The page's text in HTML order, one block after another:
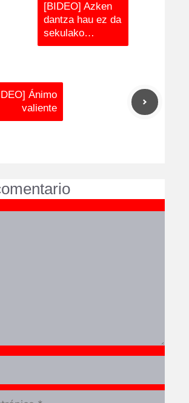
[BIDEO] Azken
dantza hau ez da
sekulako…
Ánimo
valiente